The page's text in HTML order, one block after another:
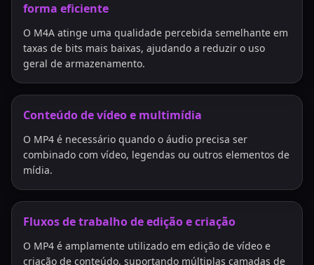
forma eficiente
O M4A atinge uma qualidade percebida semelhante em
taxas de bits mais baixas, ajudando a reduzir o uso
geral de armazenamento.
Conteúdo de vídeo e multimídia
O MP4 é necessário quando o áudio precisa ser
combinado com vídeo, legendas ou outros elementos de
mídia.
Fluxos de trabalho de edição e criação
O MP4 é amplamente utilizado em edição de vídeo e
criação de conteúdo, suportando múltiplas camadas de